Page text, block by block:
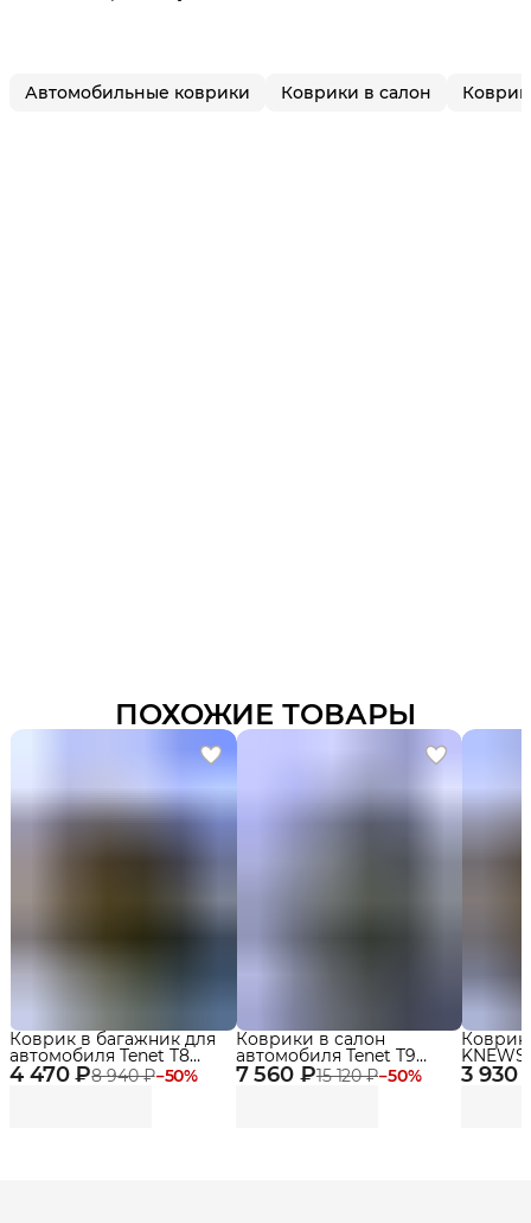
Автомобильные коврики Коврики в салон
ПОХОЖИЕ ТОВАРЫ
4 470 ₽8 940 ₽−50%
Коврик в багажник для
автомобиля Tenet T8
(2018-2022) 7 560 ₽15 120 ₽−50%
Коврики в салон
автомобиля Tenet T9
(2024-2025) Premium с
бортиками Эва, Eva
3 930
Коврик